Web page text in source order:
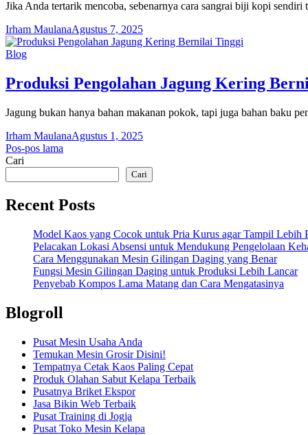
Jika Anda tertarik mencoba, sebenarnya cara sangrai biji kopi
Irham MaulanaAgustus 7, 2025
Blog
Produksi Pengolahan Jagung Kering
Jagung bukan hanya bahan makanan pokok, tapi juga bahan baku
Irham MaulanaAgustus 1, 2025
Navigasi
pos
Pos-pos lama
Cari
Cari
Recent Posts
Model Kaos yang Cocok untuk Pria Kurus agar Tampil Lebih
Pelacakan Lokasi Absensi untuk Mendukung Pengelolaan
Cara Menggunakan Mesin Gilingan Daging yang Benar
Fungsi Mesin Gilingan Daging untuk Produksi Lebih Lancar
Penyebab Kompos Lama Matang dan Cara Mengatasinya
Blogroll
Pusat Mesin Usaha Anda
Temukan Mesin Grosir Disini!
Tempatnya Cetak Kaos Paling Cepat
Produk Olahan Sabut Kelapa Terbaik
Pusatnya Briket Ekspor
Jasa Bikin Web Terbaik
Pusat Training di Jogja
Pusat Toko Mesin Kelapa